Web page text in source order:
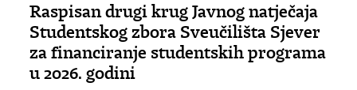
Raspisan drugi krug Javnog natječaja
Studentskog zbora Sveučilišta Sjever
za financiranje studentskih programa
u 2026. godini